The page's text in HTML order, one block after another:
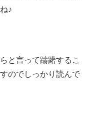
♪
と言って躊躇するこ
のでしっかり読んで